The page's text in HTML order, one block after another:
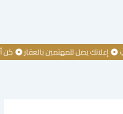
إعلانك يصل للمهتمين بالعقار كن أول